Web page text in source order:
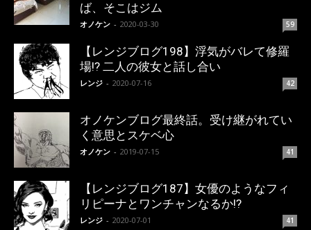
ば、そこはジム
オノケン - 2020-03-30 59
【レンジブログ198】浮気がバレて修羅
場!? 二人の彼女と話し合い
レンジ - 2020-07-16 42
オノケンブログ最終話。受け継がれてい
く意思とスケベ心
オノケン - 2019-07-15 41
【レンジブログ187】女優のようなフィ
リピーナとワンチャンなるか!?
レンジ - 2020-07-01 41